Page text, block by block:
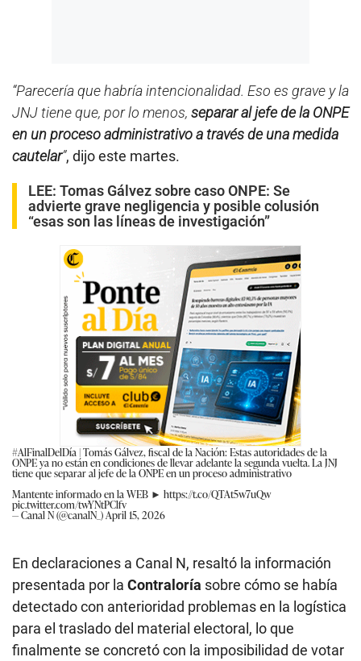
“Parecería que habría intencionalidad. Eso es grave y la
JNJ tiene que, por lo menos, separar al jefe de la ONPE
en un proceso administrativo a través de una medida
cautelar”, dijo este martes.
LEE: Tomas Gálvez sobre caso ONPE: Se
advierte grave negligencia y posible colusión
“esas son las líneas de investigación”
#AlFinalDelDía | Tomás Gálvez, fiscal de la Nación: Estas autoridades de la
ONPE ya no están en condiciones de llevar adelante la segunda vuelta. La JNJ
tiene que separar al jefe de la ONPE en un proceso administrativo
Mantente informado en la WEB ► https://t.co/QTAt5w7uQw
pic.twitter.com/twYNtPClfv
— Canal N (@canalN_)April 15, 2026
En declaraciones a Canal N, resaltó la información
presentada por la Contraloría sobre cómo se había
detectado con anterioridad problemas en la logística
para el traslado del material electoral, lo que
finalmente se concretó con la imposibilidad de votar